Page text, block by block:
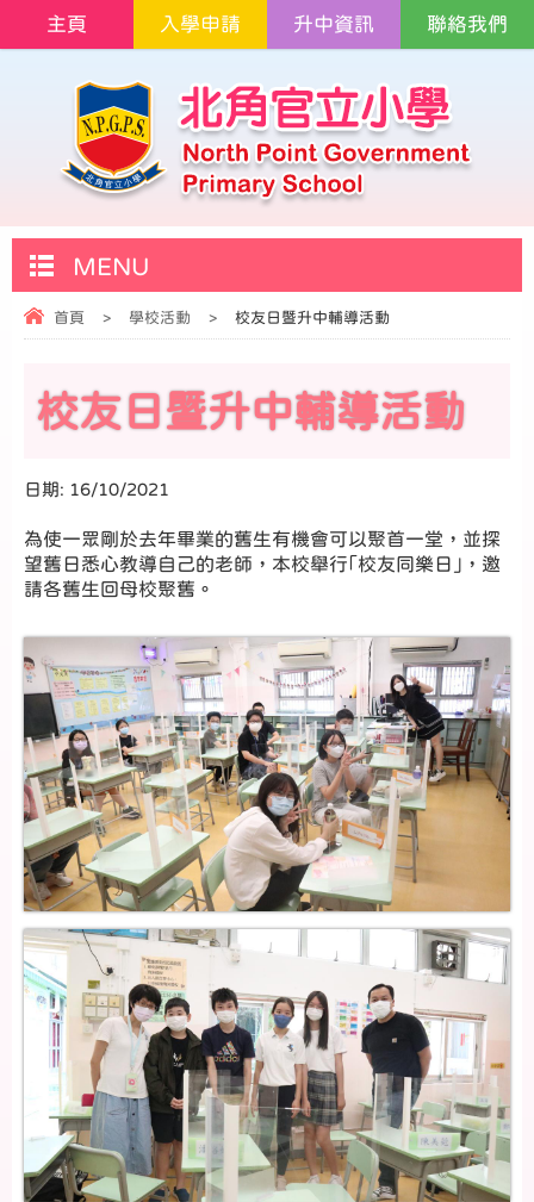
主頁 入學申請 升中資訊 聯絡我們
MENU
首頁 > 學校活動 > 校友日暨升中輔導活動
校友日暨升中輔導活動
日期: 16/10/2021
為使一眾剛於去年畢業的舊生有機會可以聚首一堂，並探
望舊日悉心教導自己的老師，本校舉行｢校友同樂日｣，邀
請各舊生回母校聚舊。